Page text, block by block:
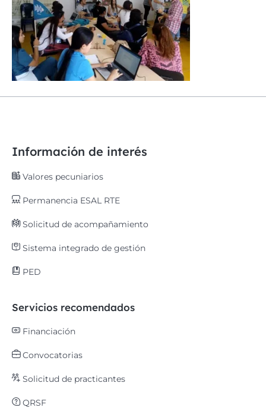
Información de interés
Valores pecuniarios
Permanencia ESAL RTE
Solicitud de acompañamiento
Sistema integrado de gestión
PED
Servicios recomendados
Financiación
Convocatorias
Solicitud de practicantes
QRSF